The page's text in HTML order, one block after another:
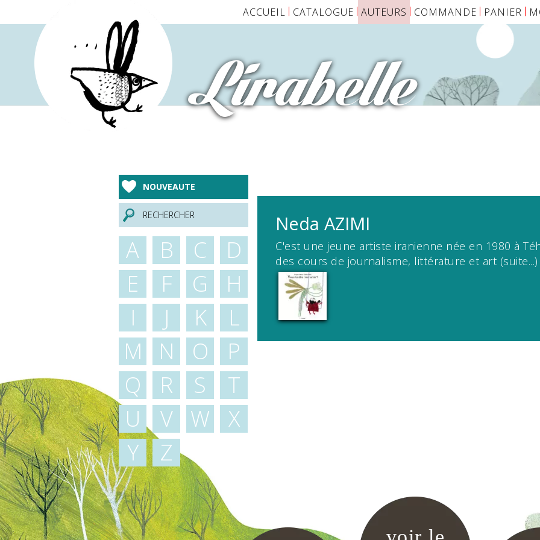
Lirabelle
ACCUEIL CATALOGUE AUTEURS COMMANDE PANIER
NOUVEAUTE
RECHERCHER
A B C
D
E
F G
H
I
J K
L
M
N O
P
Q
R S
T
U
V W
X
Y
Z
Neda AZIMI
C'est une jeune artiste iranienne née en 1980 à
des cours de journalisme, littérature et art (suite...)